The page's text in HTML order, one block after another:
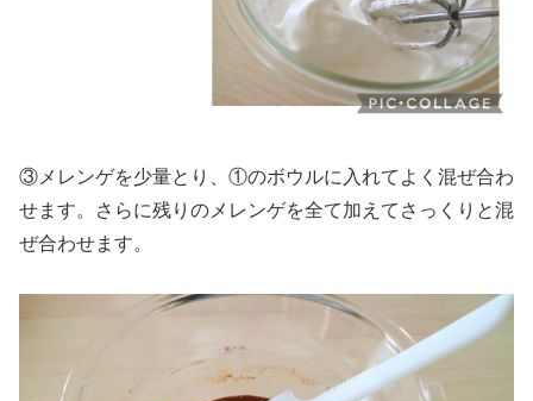
③メレンゲを少量とり、①のボウルに入れてよく混ぜ合わ
せます。さらに残りのメレンゲを全て加えてさっくりと混
ぜ合わせます。